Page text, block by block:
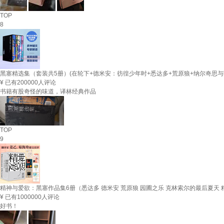
TOP
8
黑塞精选集（套装共5册）(在轮下+德米安：彷徨少年时+悉达多+荒原狼+纳尔奇思
¥ 已有200000人评论
书籍有股奇怪的味道，译林经典作品
TOP
9
精神与爱欲：黑塞作品集6册（悉达多 德米安 荒原狼 园圃之乐 克林索尔的最后夏天
¥ 已有1000000人评论
好书！